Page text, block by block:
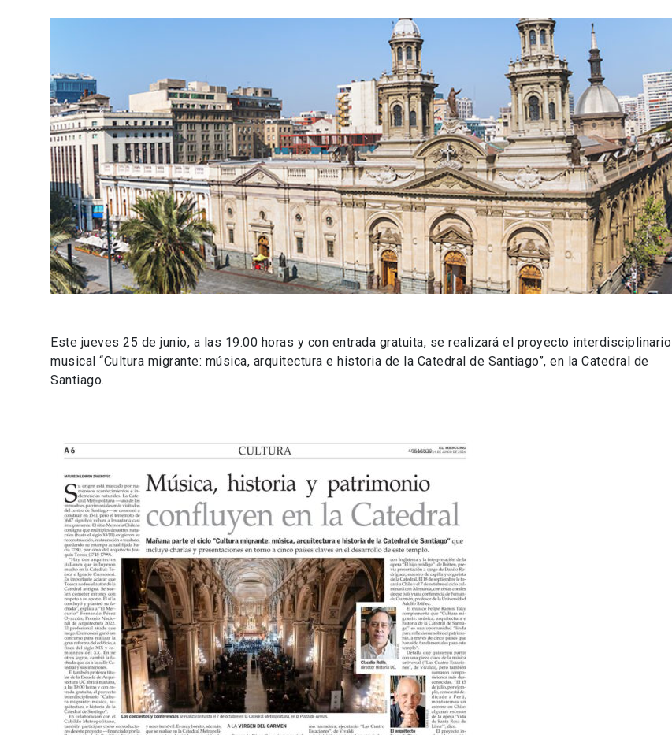
Este jueves 25 de junio, a las 19:00 horas y con entrada gratuita, se realizará el proyecto interdisciplinario
musical “Cultura migrante: música, arquitectura e historia de la Catedral de Santiago”, en la Catedral de
Santiago.